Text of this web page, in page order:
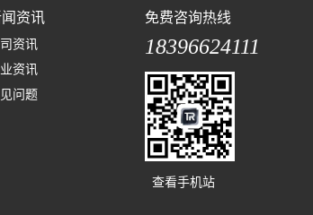
资讯
资讯
资讯
问题
免费咨询热线
18396624111
查看手机站